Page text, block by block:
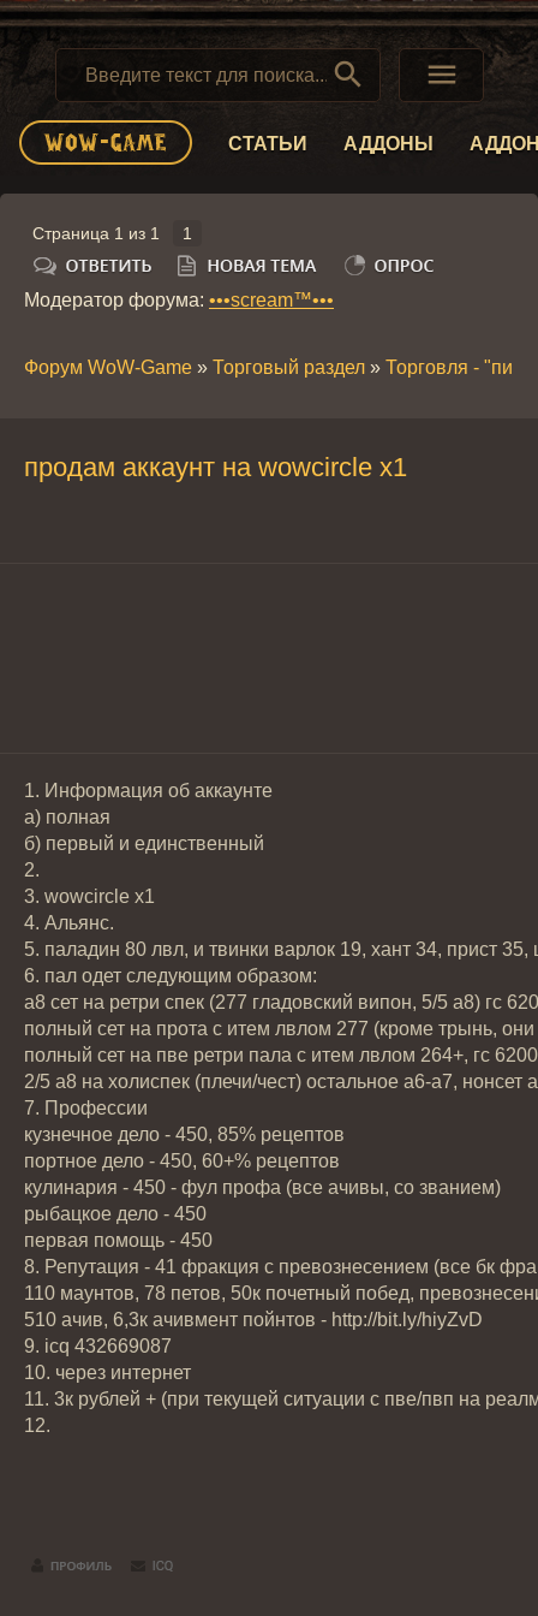
 
СТАТЬИ АДДОНЫ
Страница 1 из 1 1
Модератор форума: •••scream™•••
Форум WoW-Game » Торговый раздел » Торговля -
продам аккаунт на wowcircle x1
1. Информация об аккаунте
а) полная
б) первый и единственный
2.
3. wowcircle x1
4. Альянс.
5. паладин 80 лвл, и твинки варлок 19, хант 34, прист
6. пал одет следующим образом:
а8 сет на ретри спек (277 гладовский випон, 5/5 а8) гс
полный сет на прота с итем лвлом 277 (кроме трынь,
полный сет на пве ретри пала с итем лвлом 264+, гс 6200
2/5 а8 на холиспек (плечи/чест) остальное а6-а7, нонсет
7. Профессии
кузнечное дело - 450, 85% рецептов
портное дело - 450, 60+% рецептов
кулинария - 450 - фул профа (все ачивы, со званием)
рыбацкое дело - 450
первая помощь - 450
8. Репутация - 41 фракция с превознесением (все бк
110 маунтов, 78 петов, 50к почетный побед,
510 ачив, 6,3к ачивмент пойнтов - http://bit.ly/hiyZvD
9. icq 432669087
10. через интернет
11. 3к рублей + (при текущей ситуации с пве/пвп на
12.